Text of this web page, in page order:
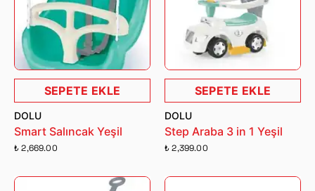
SEPETE EKLE
DOLU
Smart Salıncak Yeşil
₺ 2,669.00
SEPETE EKLE
DOLU
Step Araba 3 in 1 Yeşil
₺ 2,399.00